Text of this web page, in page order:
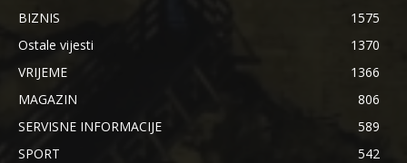
BIZNIS
1575
Ostale vijesti
1370
VRIJEME
1366
MAGAZIN
806
SERVISNE INFORMACIJE
589
SPORT
542